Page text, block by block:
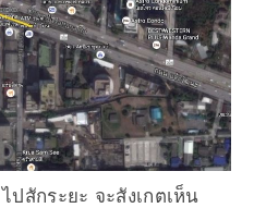
ไปสักระยะ จะสังเกตเห็น